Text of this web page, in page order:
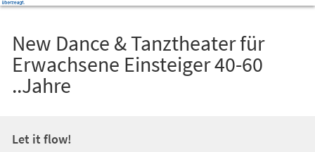
New Dance & Tanztheater für
Erwachsene Einsteiger 40-60
..Jahre
Let it flow!